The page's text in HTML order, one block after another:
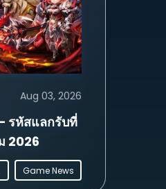
Aug 03, 2026
2026
Game News